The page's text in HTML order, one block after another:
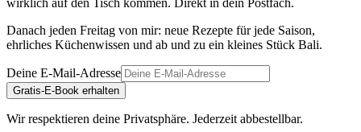
wirklich auf den Tisch kommen. Direkt in dein Postfach.
Danach jeden Freitag von mir: neue Rezepte für jede Saison,
ehrliches Küchenwissen und ab und zu ein kleines Stück Bali.
Deine E-Mail-Adresse
Gratis-E-Book erhalten
Wir respektieren deine Privatsphäre. Jederzeit abbestellbar.